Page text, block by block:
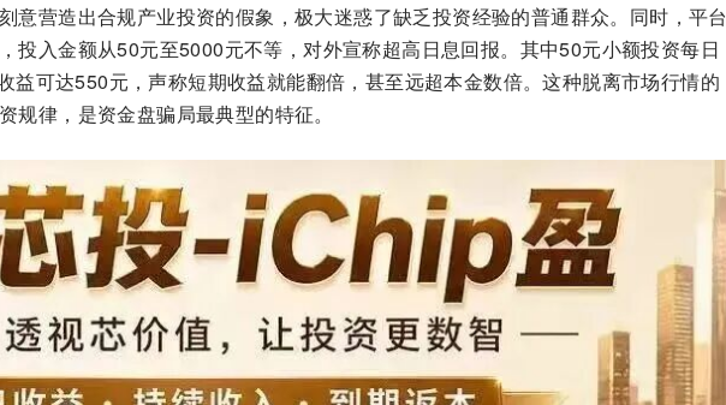
意营造出合规产业投资的假象，极大迷惑了缺乏投资经验的普通群众。同时，平台
投入金额从50元至5000元不等，对外宣称超高日息回报。其中50元小额投资每日
益可达550元，声称短期收益就能翻倍，甚至远超本金数倍。这种脱离市场行情的
律，是资金盘骗局最典型的特征。